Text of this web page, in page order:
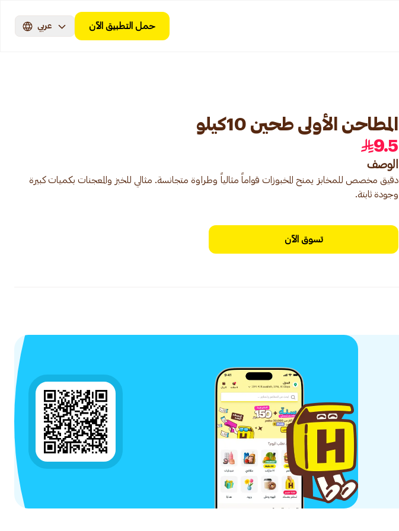
حمل التطبيق الآن عربي
المطاحن الأولى طحين 10كيلو
9.5
الوصف
دقيق مخصص للمخابز يمنح المخبوزات قواماً مثالياً وطراوة متجانسة. مثالي للخبز والمعجنات بكميات كبيرة
وجودة ثابتة.
تسوق الآن